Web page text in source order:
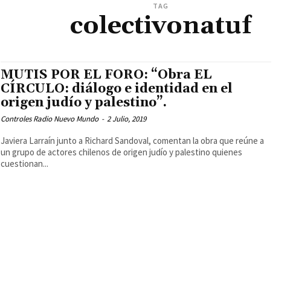
TAG
colectivonatuf
MUTIS POR EL FORO: “Obra EL
CÍRCULO: diálogo e identidad en el
origen judío y palestino”.
Controles Radio Nuevo Mundo - 2 Julio, 2019
Javiera Larraín junto a Richard Sandoval, comentan la obra que reúne a
un grupo de actores chilenos de origen judío y palestino quienes
cuestionan...